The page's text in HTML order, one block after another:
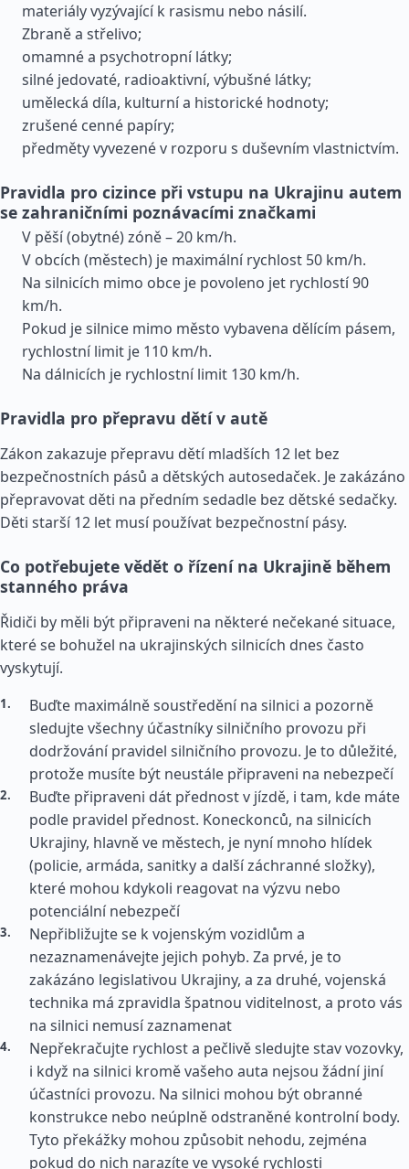
materiály vyzývající k rasismu nebo násilí.
Zbraně a střelivo;
omamné a psychotropní látky;
silné jedovaté, radioaktivní, výbušné látky;
umělecká díla, kulturní a historické hodnoty;
zrušené cenné papíry;
předměty vyvezené v rozporu s duševním vlastnictvím.
Pravidla pro cizince při vstupu na Ukrajinu autem
se zahraničními poznávacími značkami
V pěší (obytné) zóně – 20 km/h.
V obcích (městech) je maximální rychlost 50 km/h.
Na silnicích mimo obce je povoleno jet rychlostí 90
km/h.
Pokud je silnice mimo město vybavena dělícím pásem,
rychlostní limit je 110 km/h.
Na dálnicích je rychlostní limit 130 km/h.
Pravidla pro přepravu dětí v autě
Zákon zakazuje přepravu dětí mladších 12 let bez
bezpečnostních pásů a dětských autosedaček. Je zakázáno
přepravovat děti na předním sedadle bez dětské sedačky.
Děti starší 12 let musí používat bezpečnostní pásy.
Co potřebujete vědět o řízení na Ukrajině během
stanného práva
Řidiči by měli být připraveni na některé nečekané situace,
které se bohužel na ukrajinských silnicích dnes často
vyskytují.
Buďte maximálně soustředění na silnici a pozorně
sledujte všechny účastníky silničního provozu při
dodržování pravidel silničního provozu. Je to důležité,
protože musíte být neustále připraveni na nebezpečí
Buďte připraveni dát přednost v jízdě, i tam, kde máte
podle pravidel přednost. Koneckonců, na silnicích
Ukrajiny, hlavně ve městech, je nyní mnoho hlídek
(policie, armáda, sanitky a další záchranné složky),
které mohou kdykoli reagovat na výzvu nebo
potenciální nebezpečí
Nepřibližujte se k vojenským vozidlům a
nezaznamenávejte jejich pohyb. Za prvé, je to
zakázáno legislativou Ukrajiny, a za druhé, vojenská
technika má zpravidla špatnou viditelnost, a proto vás
na silnici nemusí zaznamenat
Nepřekračujte rychlost a pečlivě sledujte stav vozovky,
i když na silnici kromě vašeho auta nejsou žádní jiní
účastníci provozu. Na silnici mohou být obranné
konstrukce nebo neúplně odstraněné kontrolní body.
Tyto překážky mohou způsobit nehodu, zejména
pokud do nich narazíte ve vysoké rychlosti